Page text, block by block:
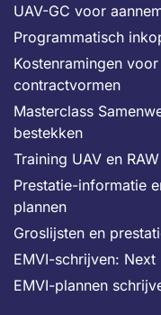
UAV-GC voor
Programmatisch
Kostenramingen
contractvormen
Masterclass
bestekken
Training UAV en
Prestatie-informatie
plannen
Groslijsten en
EMVI-schrijven: Next
EMVI-plannen